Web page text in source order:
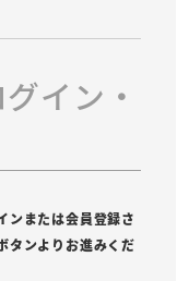
イン・
または会員登録さ
タンよりお進みくだ